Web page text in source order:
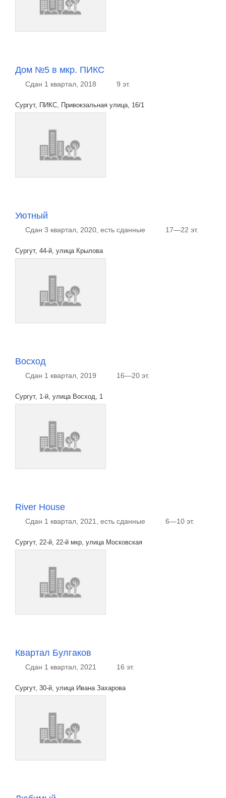
Дом №5 в мкр. ПИКС
Сдан 1 квартал, 2018 9 эт.
Сургут, ПИКС, Привокзальная улица, 16/1
Уютный
Сдан 3 квартал, 2020, есть сданные 17—22 эт.
Сургут, 44-й, улица Крылова
Восход
Сдан 1 квартал, 2019 16—20 эт.
Сургут, 1-й, улица Восход, 1
River House
Сдан 1 квартал, 2021, есть сданные 6—10 эт.
Сургут, 22-й, 22-й мкр, улица Московская
Квартал Булгаков
Сдан 1 квартал, 2021 16 эт.
Сургут, 30-й, улица Ивана Захарова